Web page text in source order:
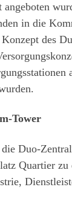
in die
des
Tower
Duo-
Quartier zu